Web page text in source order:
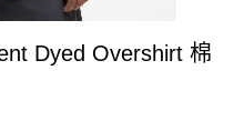
Dyed Overshirt 棉